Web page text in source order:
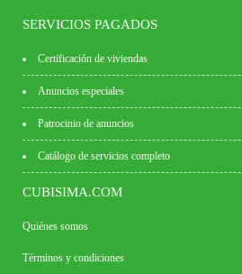
SERVICIOS PAGADOS
Certificación de viviendas
Anuncios especiales
Patrocinio de anuncios
Catálogo de servicios completo
CUBISIMA.COM
Quiénes somos
Términos y condiciones